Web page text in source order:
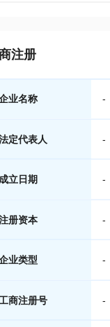
注册
业名称 -
定代表人 -
成立日期 -
册资本 -
业类型 -
商注册号 -